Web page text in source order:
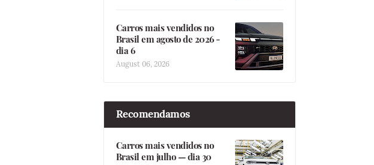
Carros mais vendidos no
Brasil em agosto de 2026 -
dia 6
August 06, 2026
Recomendamos
Carros mais vendidos no
Brasil em julho — dia 30